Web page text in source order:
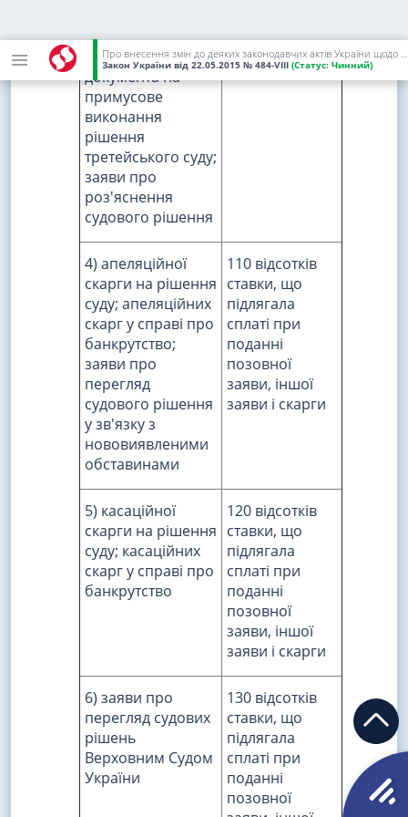
Про внесення змін до деяких законодавчих актів України щодо сплати судового збору
Закон України від 22.05.2015 № 484-VIII (Статус: Чинний)
заяви про видачу
виконавчого
документа на
примусове
виконання
рішення
третейського суду;
заяви про
роз'яснення
судового рішення
4) апеляційної
скарги на рішення
суду; апеляційних
скарг у справі про
банкрутство;
заяви про
перегляд
судового рішення
у зв'язку з
нововиявленими
обставинами
110 відсотків
ставки, що
підлягала
сплаті при
поданні
позовної
заяви, іншої
заяви і скарги
5) касаційної
скарги на рішення
суду; касаційних
скарг у справі про
банкрутство
120 відсотків
ставки, що
підлягала
сплаті при
поданні
позовної
заяви, іншої
заяви і скарги
6) заяви про
перегляд судових
рішень
Верховним Судом
України
130 відсотків
ставки, що
підлягала
сплаті при
поданні
позовної